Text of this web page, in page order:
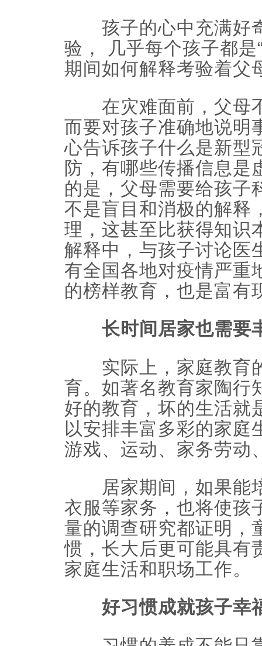
孩子的心中充满好
验， 几乎每个孩子都是
期间如何解释考验着父
在灾难面前，父母
而要对孩子准确地说明
心告诉孩子什么是新型
防，有哪些传播信息是
的是，父母需要给孩子
不是盲目和消极的解释
理，这甚至比获得知识
解释中，与孩子讨论医
有全国各地对疫情严重
的榜样教育，也是富有
长时间居家也需要
实际上，家庭教育
育。如著名教育家陶行
好的教育，坏的生活就
以安排丰富多彩的家庭
游戏、运动、家务劳动
居家期间，如果能
衣服等家务，也将使孩
量的调查研究都证明，
惯，长大后更可能具有
家庭生活和职场工作。
好习惯成就孩子幸